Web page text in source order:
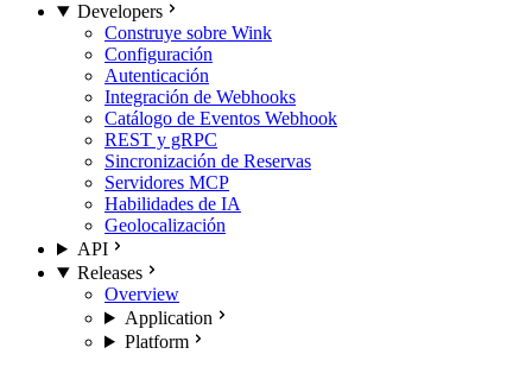
Developers
Construye sobre Wink
Configuración
Autenticación
Integración de Webhooks
Catálogo de Eventos Webhook
REST y gRPC
Sincronización de Reservas
Servidores MCP
Habilidades de IA
Geolocalización
API
Releases
Overview
Application
Platform